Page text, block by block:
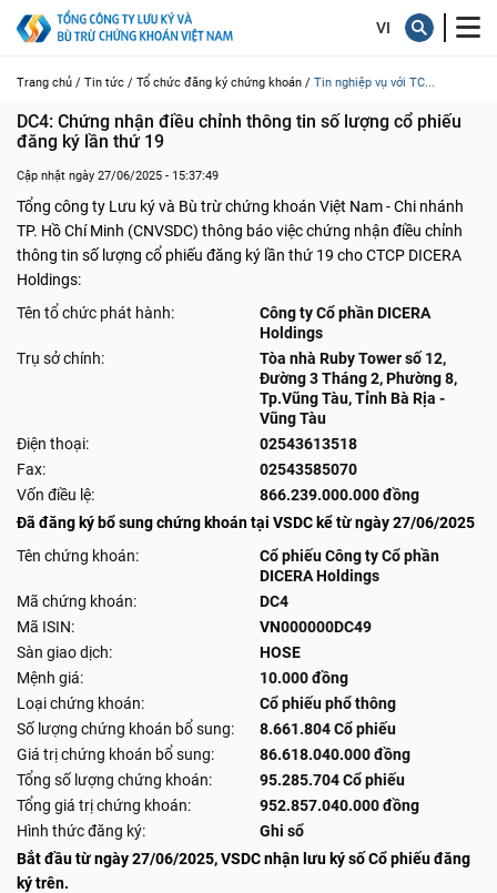
Trang chủ / Tin tức / Tổ chức đăng ký chứng khoán / Tin nghiệp vụ với TC...
DC4: Chứng nhận điều chỉnh thông tin số lượng cổ phiếu
đăng ký lần thứ 19
Cập nhật ngày 27/06/2025 - 15:37:49
Tổng công ty Lưu ký và Bù trừ chứng khoán Việt Nam - Chi nhánh
TP. Hồ Chí Minh (CNVSDC) thông báo việc chứng nhận điều chỉnh
thông tin số lượng cổ phiếu đăng ký lần thứ 19 cho CTCP DICERA
Holdings:
Tên tổ chức phát hành:
Công ty Cổ phần DICERA
Holdings
Trụ sở chính:
Tòa nhà Ruby Tower số 12,
Đường 3 Tháng 2, Phường 8,
Tp.Vũng Tàu, Tỉnh Bà Rịa -
Vũng Tàu
Điện thoại:
02543613518
Fax:
02543585070
Vốn điều lệ:
866.239.000.000 đồng
Đã đăng ký bổ sung chứng khoán tại VSDC kể từ ngày 27/06/2025
Tên chứng khoán:
Cổ phiếu Công ty Cổ phần
DICERA Holdings
Mã chứng khoán:
DC4
Mã ISIN:
VN000000DC49
Sàn giao dịch:
HOSE
Mệnh giá:
10.000 đồng
Loại chứng khoán:
Cổ phiếu phổ thông
Số lượng chứng khoán bổ sung:
8.661.804 Cổ phiếu
Giá trị chứng khoán bổ sung:
86.618.040.000 đồng
Tổng số lượng chứng khoán:
95.285.704 Cổ phiếu
Tổng giá trị chứng khoán:
952.857.040.000 đồng
Hình thức đăng ký:
Ghi sổ
Bắt đầu từ ngày 27/06/2025, VSDC nhận lưu ký số Cổ phiếu đăng
ký trên.